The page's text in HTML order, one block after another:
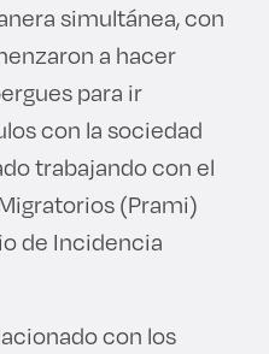
simultánea, con
a hacer
para ir
con la sociedad
trabajando con el
(Prami)
de Incidencia
con los